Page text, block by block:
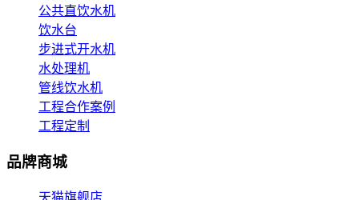
公共直饮水机
饮水台
步进式开水机
水处理机
管线饮水机
工程合作案例
工程定制
品牌商城
天猫旗舰店